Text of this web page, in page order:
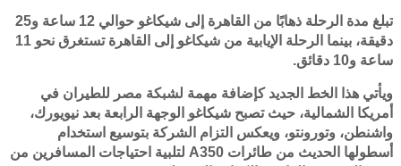
تبلغ مدة الرحلة ذهابًا من القاهرة إلى شيكاغو حوالي 12 ساعة و25
دقيقة، بينما الرحلة الإيابية من شيكاغو إلى القاهرة تستغرق نحو 11
ساعة و10 دقائق.
ويأتي هذا الخط الجديد كإضافة مهمة لشبكة مصر للطيران في
أمريكا الشمالية، حيث تصبح شيكاغو الوجهة الرابعة بعد نيويورك،
واشنطن، وتورونتو، ويعكس التزام الشركة بتوسيع استخدام
أسطولها الحديث من طائرات A350 لتلبية احتياجات المسافرين من